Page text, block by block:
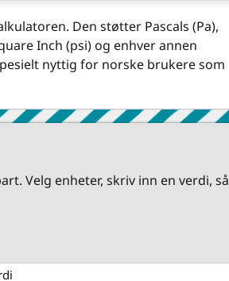
Den støtter Pascals (Pa),
Inch (psi) og enhver annen
nyttig for norske brukere som
Velg enheter, skriv inn en verdi, så